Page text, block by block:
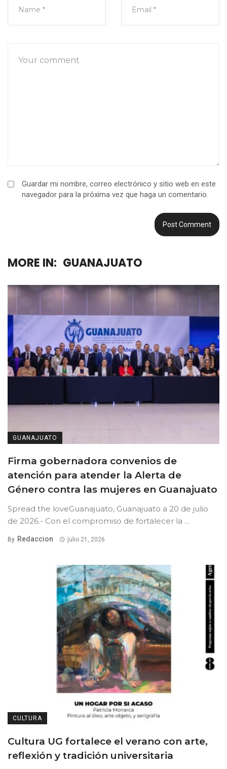
Guardar mi nombre, correo electrónico y sitio web en este
navegador para la próxima vez que haga un comentario.
MORE IN: GUANAJUATO
GUANAJUATO
Firma gobernadora convenios de
atención para atender la Alerta de
Género contra las mujeres en Guanajuato
Spread the loveGuanajuato, Guanajuato a 20 de julio
de 2026.- Con el compromiso de fortalecer la ...
By Redaccion julio 21, 2026
CULTURA
Cultura UG fortalece el verano con arte,
reflexión y tradición universitaria